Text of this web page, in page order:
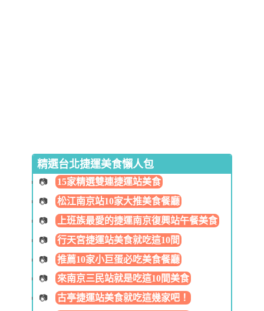
精選台北捷運美食懶人包
15家精選雙連捷運站美食
松江南京站10家大推美食餐廳
上班族最愛的捷運南京復興站午餐美食
行天宮捷運站美食就吃這10間
推薦10家小巨蛋必吃美食餐廳
來南京三民站就是吃這10間美食
古亭捷運站美食就吃這幾家吧！